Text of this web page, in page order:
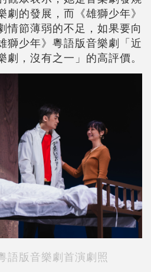
的發展，而《雄獅少年》
情節薄弱的不足，如果要向
獅少年》粵語版音樂劇「近
，沒有之一」的高評價。
語版音樂劇首演劇照